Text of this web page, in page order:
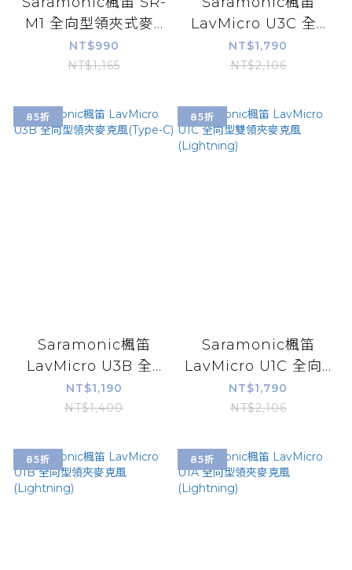
M1 全向型領夾式麥...
NT$990
NT$1,165
LavMicro U3C 全...
NT$1,790
NT$2,106
85折
Saramonic楓笛
LavMicro U3B 全...
NT$1,190
NT$1,400
85折
Saramonic楓笛
LavMicro U1C 全向...
NT$1,790
NT$2,106
85折 85折